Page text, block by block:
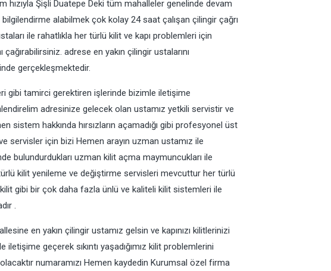
Şişli Duatepe Deki tüm mahalleler genelinde devam
alabilmek çok kolay 24 saat çalışan çilingir çağrı
ile rahatlıkla her türlü kilit ve kapı problemleri için
adrese en yakın çilingir ustalarını
gerçekleşmektedir.
gibi tamirci gerektiren işlerinde bizimle iletişime
adresinize gelecek olan ustamız yetkili servistir ve
sistem hakkında hırsızların açamadığı gibi profesyonel üst
servisler için bizi Hemen arayın uzman ustamız ile
bulundurdukları uzman kilit açma maymuncukları ile
kilit yenileme ve değiştirme servisleri mevcuttur her türlü
gibi bir çok daha fazla ünlü ve kaliteli kilit sistemleri ile
.
en yakın çilingir ustamız gelsin ve kapınızı kilitlerinizi
geçerek sıkıntı yaşadığımız kilit problemlerini
numaramızı Hemen kaydedin Kurumsal özel firma